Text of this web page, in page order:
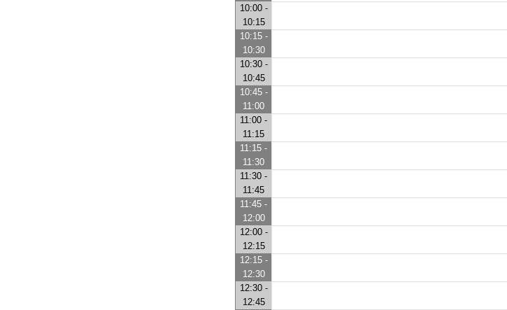
10:00 -
10:15
10:15 -
10:30
10:30 -
10:45
10:45 -
11:00
11:00 -
11:15
11:15 -
11:30
11:30 -
11:45
11:45 -
12:00
12:00 -
12:15
12:15 -
12:30
12:30 -
12:45